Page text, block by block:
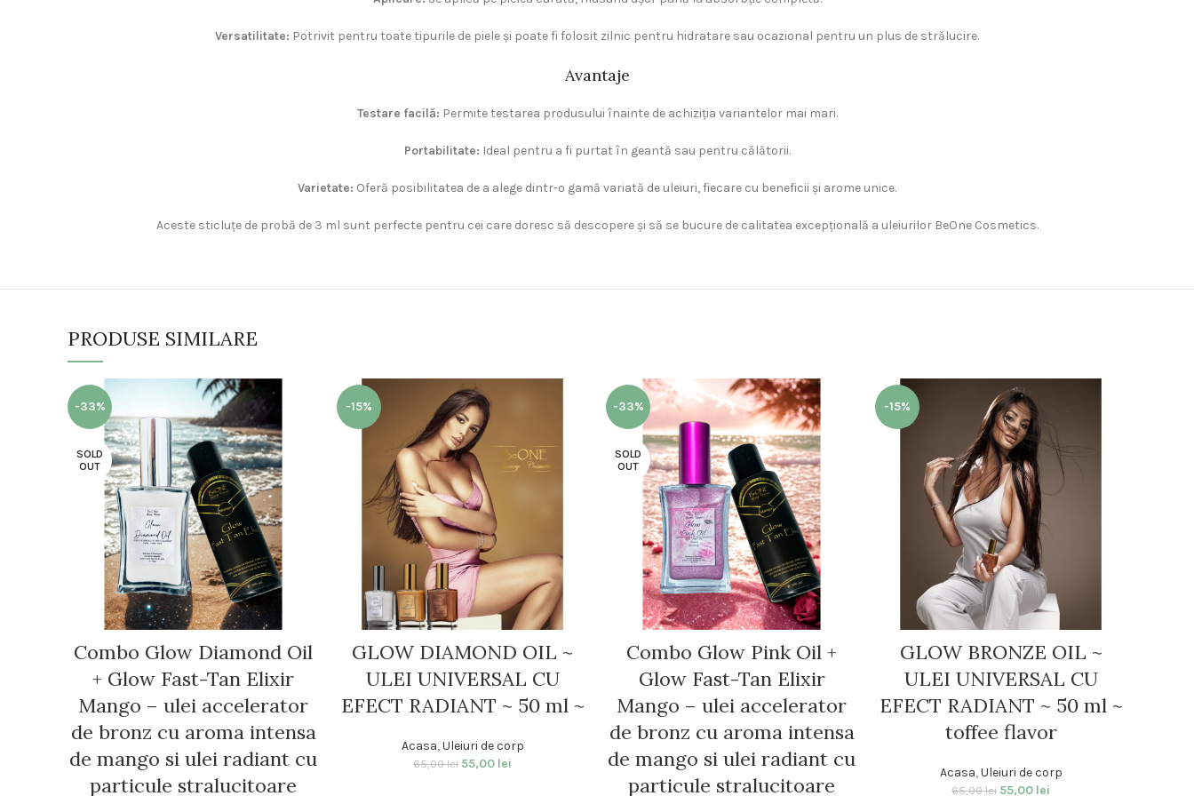
Versatilitate: Potrivit pentru toate tipurile de piele și poate fi folosit zilnic pentru hidratare sau ocazional pentru un plus de strălucire.
Avantaje
Testare facilă: Permite testarea produsului înainte de achiziția variantelor mai mari.
Portabilitate: Ideal pentru a fi purtat în geantă sau pentru călătorii.
Varietate: Oferă posibilitatea de a alege dintr-o gamă variată de uleiuri, fiecare cu beneficii și arome unice.
Aceste sticluțe de probă de 3 ml sunt perfecte pentru cei care doresc să descopere și să se bucure de calitatea excepțională a uleiurilor BeOne Cosmetics.
PRODUSE SIMILARE
-33%
SOLD
OUT
Combo Glow Diamond Oil
+ Glow Fast-Tan Elixir
Mango – ulei accelerator
de bronz cu aroma intensa
de mango si ulei radiant cu
particule stralucitoare
-15%
GLOW DIAMOND OIL ~
ULEI UNIVERSAL CU
EFECT RADIANT ~ 50 ml ~
Acasa,Uleiuri de corp
65,00lei 55,00 lei
-33%
SOLD
OUT
Combo Glow Pink Oil +
Glow Fast-Tan Elixir
Mango – ulei accelerator
de bronz cu aroma intensa
de mango si ulei radiant cu
particule stralucitoare
-15%
GLOW BRONZE OIL ~
ULEI UNIVERSAL CU
EFECT RADIANT ~ 50 ml ~
toffee flavor
Acasa,Uleiuri de corp
65,00lei 55,00 lei